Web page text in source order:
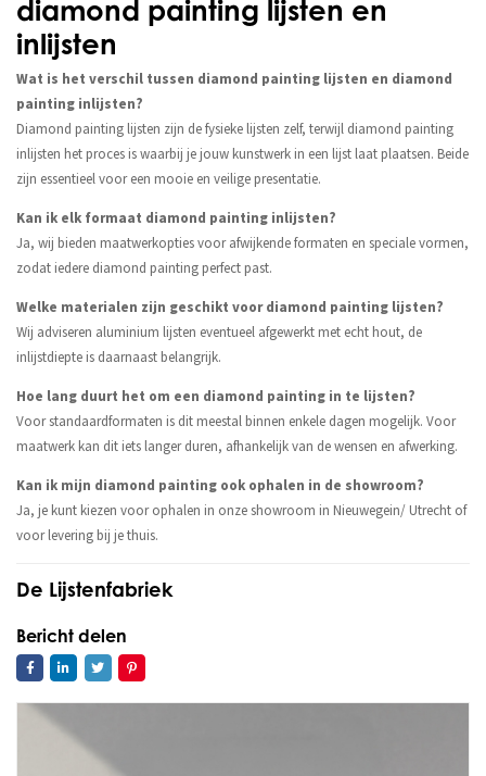
diamond painting lijsten en
inlijsten
Wat is het verschil tussen diamond painting lijsten en diamond
painting inlijsten?
Diamond painting lijsten zijn de fysieke lijsten zelf, terwijl diamond painting
inlijsten het proces is waarbij je jouw kunstwerk in een lijst laat plaatsen. Beide
zijn essentieel voor een mooie en veilige presentatie.
Kan ik elk formaat diamond painting inlijsten?
Ja, wij bieden maatwerkopties voor afwijkende formaten en speciale vormen,
zodat iedere diamond painting perfect past.
Welke materialen zijn geschikt voor diamond painting lijsten?
Wij adviseren aluminium lijsten eventueel afgewerkt met echt hout, de
inlijstdiepte is daarnaast belangrijk.
Hoe lang duurt het om een diamond painting in te lijsten?
Voor standaardformaten is dit meestal binnen enkele dagen mogelijk. Voor
maatwerk kan dit iets langer duren, afhankelijk van de wensen en afwerking.
Kan ik mijn diamond painting ook ophalen in de showroom?
Ja, je kunt kiezen voor ophalen in onze showroom in Nieuwegein/ Utrecht of
voor levering bij je thuis.
De Lijstenfabriek
Bericht delen